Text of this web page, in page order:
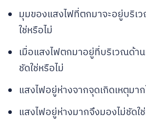
มุมของแสงไฟที่ตกมาจะอยู่บริเ
ใช่หรือไม่
เมื่อแสงไฟตกมาอยู่ที่บริเวณด้าน
ชัดใช่หรือไม่
แสงไฟอยู่ห่างจากจุดเกิดเหตุมาก
แสงไฟอยู่ห่างมากจึงมองไม่ชัดใ